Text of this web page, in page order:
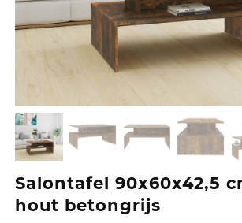
Salontafel 90x60x42,5
hout betongrijs